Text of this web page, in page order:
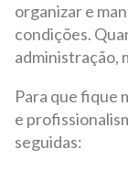
organizar e
condições.
administração,
Para que fique
e
seguidas: